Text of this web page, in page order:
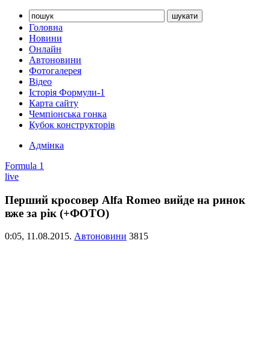
Головна
Новини
Онлайн
Автоновини
Фотогалерея
Відео
Історія Формули-1
Карта сайту
Чемпіонська гонка
Кубок конструкторів
Адмінка
Formula 1
live
Перший кросовер Alfa Romeo вийде на ринок
вже за рік (+ФОТО)
0:05, 11.08.2015. Автоновини 3815